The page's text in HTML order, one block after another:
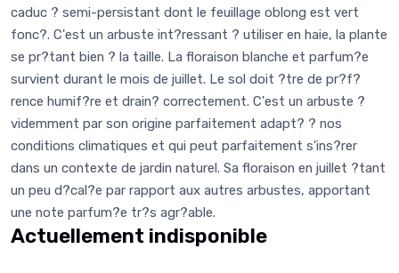
caduc ? semi-persistant dont le feuillage oblong est vert
fonc?. C'est un arbuste int?ressant ? utiliser en haie, la plante
se pr?tant bien ? la taille. La floraison blanche et parfum?e
survient durant le mois de juillet. Le sol doit ?tre de pr?f?
rence humif?re et drain? correctement. C'est un arbuste ?
videmment par son origine parfaitement adapt? ? nos
conditions climatiques et qui peut parfaitement s'ins?rer
dans un contexte de jardin naturel. Sa floraison en juillet ?tant
un peu d?cal?e par rapport aux autres arbustes, apportant
une note parfum?e tr?s agr?able.
Actuellement indisponible